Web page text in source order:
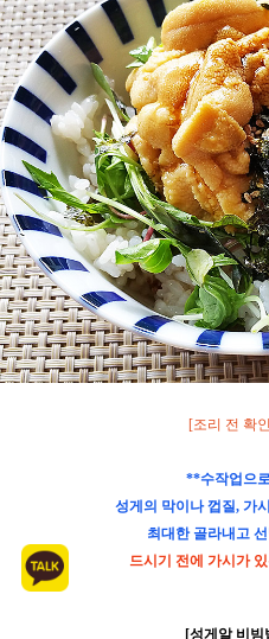
[조리 전 확
**수작업으
성게의 막이나 껍질, 가
최대한 골라내고
드시기 전에 가시가
[성게알 비빔